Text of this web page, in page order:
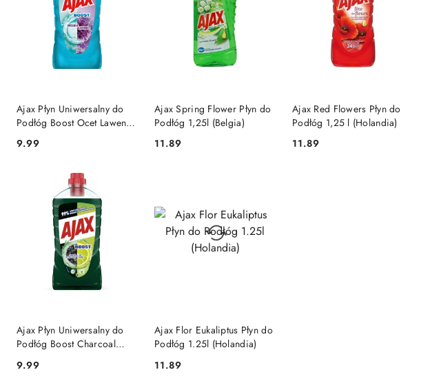
Ajax Płyn Uniwersalny do
Podłóg Boost Ocet Lawenda
Cena:
9.99
DO KOSZYKA
Ajax Spring Flower Płyn do
Podłóg 1,25l (Belgia)
Cena:
11.89
PRODUKT NIEDOSTĘPNY
Ajax Red Flowers Płyn do
Podłóg 1,25 l (Holandia)
Cena:
11.89
PRODUKT NIEDOSTĘPNY
Ajax Płyn Uniwersalny do
Podłóg Boost Charcoal
Limonka 1l
Cena:
9.99
PRODUKT NIEDOSTĘPNY
Ajax Flor Eukaliptus Płyn do
Podłóg 1.25l (Holandia)
Cena:
11.89
PRODUKT NIEDOSTĘPNY